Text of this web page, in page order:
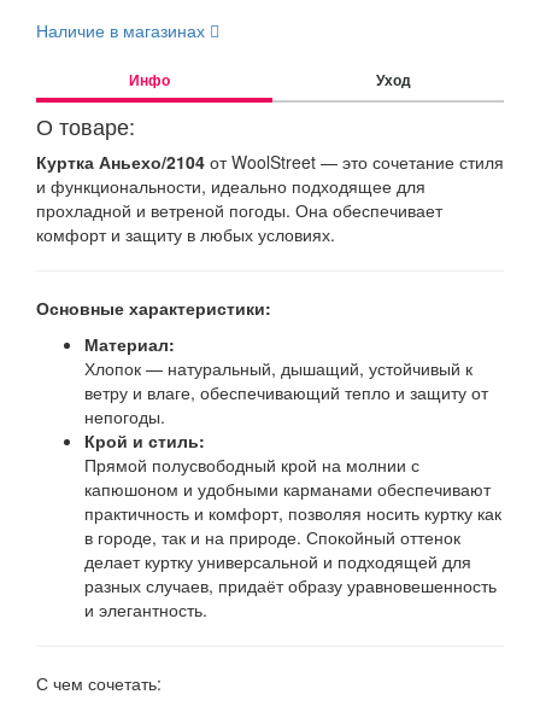
Наличие в магазинах
Инфо Уход
О товаре:
Куртка Аньехо/2104 от WoolStreet — это сочетание стиля
и функциональности, идеально подходящее для
прохладной и ветреной погоды. Она обеспечивает
комфорт и защиту в любых условиях.
Основные характеристики:
Материал:
Хлопок — натуральный, дышащий, устойчивый к
ветру и влаге, обеспечивающий тепло и защиту от
непогоды.
Крой и стиль:
Прямой полусвободный крой на молнии с
капюшоном и удобными карманами обеспечивают
практичность и комфорт, позволяя носить куртку как
в городе, так и на природе. Спокойный оттенок
делает куртку универсальной и подходящей для
разных случаев, придаёт образу уравновешенность
и элегантность.
С чем сочетать: